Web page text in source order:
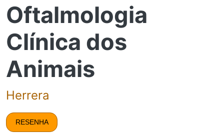
Oftalmologia
Clínica dos
Animais
Herrera
RESENHA